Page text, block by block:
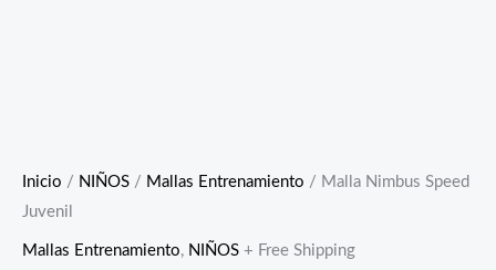
Inicio / NIÑOS / Mallas Entrenamiento / Malla Nimbus Speed
Juvenil
Mallas Entrenamiento, NIÑOS + Free Shipping